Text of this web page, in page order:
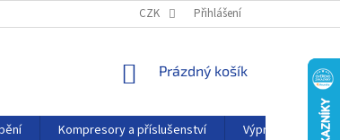
OCHRANY OSOBNÍCH ÚDAJŮ KONTAKTY
CZK Přihlášení
NÁKUPNÍ
Prázdný košík
Kompresory a příslušenství Výprodej